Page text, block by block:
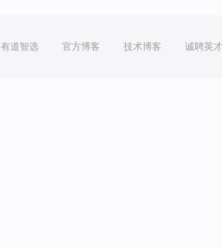
有道智选 官方博客 技术博客 诚聘英才